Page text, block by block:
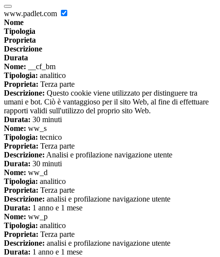
www.padlet.com
Nome
Tipologia
Proprieta
Descrizione
Durata
Nome: __cf_bm
Tipologia: analitico
Proprieta: Terza parte
Descrizione: Questo cookie viene utilizzato per distinguere tra
umani e bot. Ciò è vantaggioso per il sito Web, al fine di effettuare
rapporti validi sull'utilizzo del proprio sito Web.
Durata: 30 minuti
Nome: ww_s
Tipologia: tecnico
Proprieta: Terza parte
Descrizione: Analisi e profilazione navigazione utente
Durata: 30 minuti
Nome: ww_d
Tipologia: analitico
Proprieta: Terza parte
Descrizione: analisi e profilazione navigazione utente
Durata: 1 anno e 1 mese
Nome: ww_p
Tipologia: analitico
Proprieta: Terza parte
Descrizione: analisi e profilazione navigazione utente
Durata: 1 anno e 1 mese